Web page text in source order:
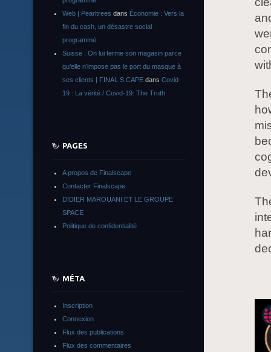
Web | Pearltrees dans Économie : Vers la
fin du cash, un désastre social
programmé
Suisse : On lui ferme son magasin parce
qu’elle n’impose pas le port du masque à
ses clients | FINAL S CAPE dans Covid-
19 : La vérité / Covid-19: The Truth
PAGES
A propos de Finalscape
Contacter Finalscape
DIDIER MAROUANI ET LE GROUPE
SPACE
Politique de confidentialité
MÉTA
Inscription
Connexion
Flux des publications
Flux des commentaires